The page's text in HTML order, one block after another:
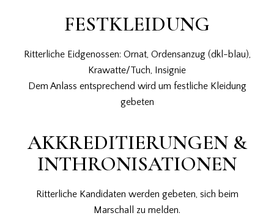
FESTKLEIDUNG
Ritterliche Eidgenossen: Ornat, Ordensanzug (dkl-blau),
Krawatte/Tuch, Insignie
Dem Anlass entsprechend wird um festliche Kleidung
gebeten
AKKREDITIERUNGEN &
INTHRONISATIONEN
Ritterliche Kandidaten werden gebeten, sich beim
Marschall zu melden.